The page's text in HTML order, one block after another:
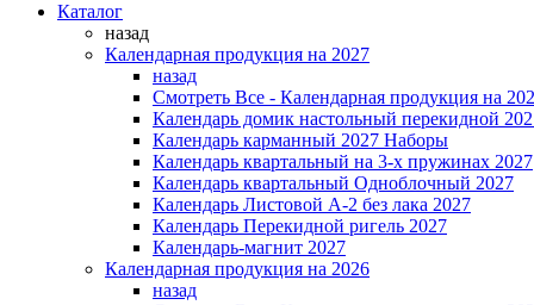
Каталог
назад
Календарная продукция на 2027
назад
Смотреть Все - Календарная продукция на
Календарь домик настольный перекидной
Календарь карманный 2027 Наборы
Календарь квартальный на 3-х пружинах 2027
Календарь квартальный Одноблочный 2027
Календарь Листовой А-2 без лака 2027
Календарь Перекидной ригель 2027
Календарь-магнит 2027
Календарная продукция на 2026
назад